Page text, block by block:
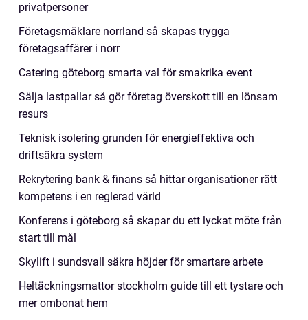
privatpersoner
Företagsmäklare norrland så skapas trygga
företagsaffärer i norr
Catering göteborg smarta val för smakrika event
Sälja lastpallar så gör företag överskott till en lönsam
resurs
Teknisk isolering grunden för energieffektiva och
driftsäkra system
Rekrytering bank & finans så hittar organisationer rätt
kompetens i en reglerad värld
Konferens i göteborg så skapar du ett lyckat möte från
start till mål
Skylift i sundsvall säkra höjder för smartare arbete
Heltäckningsmattor stockholm guide till ett tystare och
mer ombonat hem